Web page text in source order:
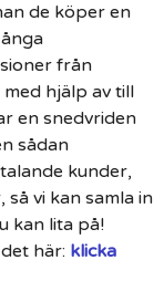
de köper en
från
hjälp av till
en snedvriden
sådan
kunder,
vi kan samla in
kan lita på!
här: klicka